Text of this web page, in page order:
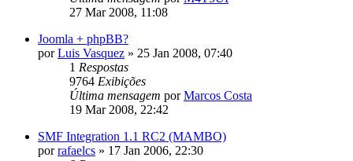
27 Mar 2008, 11:08
Joomla + phpBB?
porLuis Vasquez » 25 Jan 2008, 07:40
1 Respostas
9764 Exibições
Última mensagem porMarcos Costa
19 Mar 2008, 22:42
SMF Integration 1.1 RC2 (MAMBO)
porrafaelcs » 17 Jan 2006, 22:30